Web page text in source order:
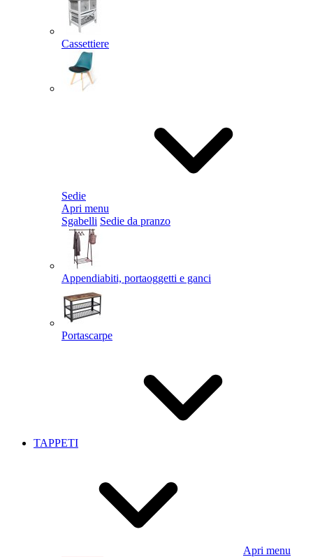
Cassettiere
Sedie
Apri menu
Sgabelli Sedie da pranzo
Appendiabiti, portaoggetti e ganci
Portascarpe
TAPPETI
Apri menu